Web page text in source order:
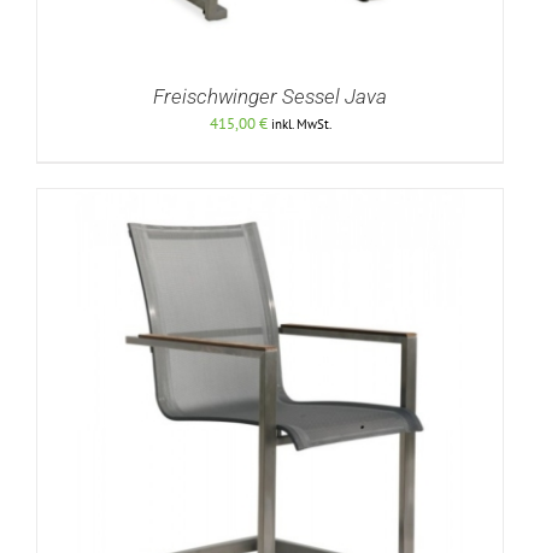
DETAILS
Freischwinger Sessel Java
415,00€ inkl. MwSt.